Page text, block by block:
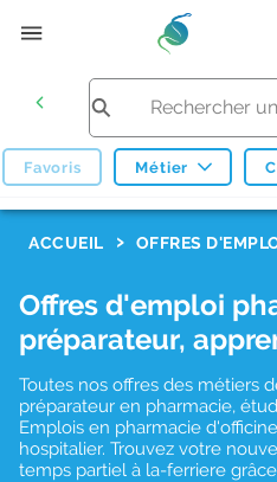
Favoris Métier
ACCUEIL OFFRES
Offres d'emploi
préparateur,
Toutes nos offres des métiers
préparateur en pharmacie,
Emplois en pharmacie
hospitalier. Trouvez votre
temps partiel à la-ferriere